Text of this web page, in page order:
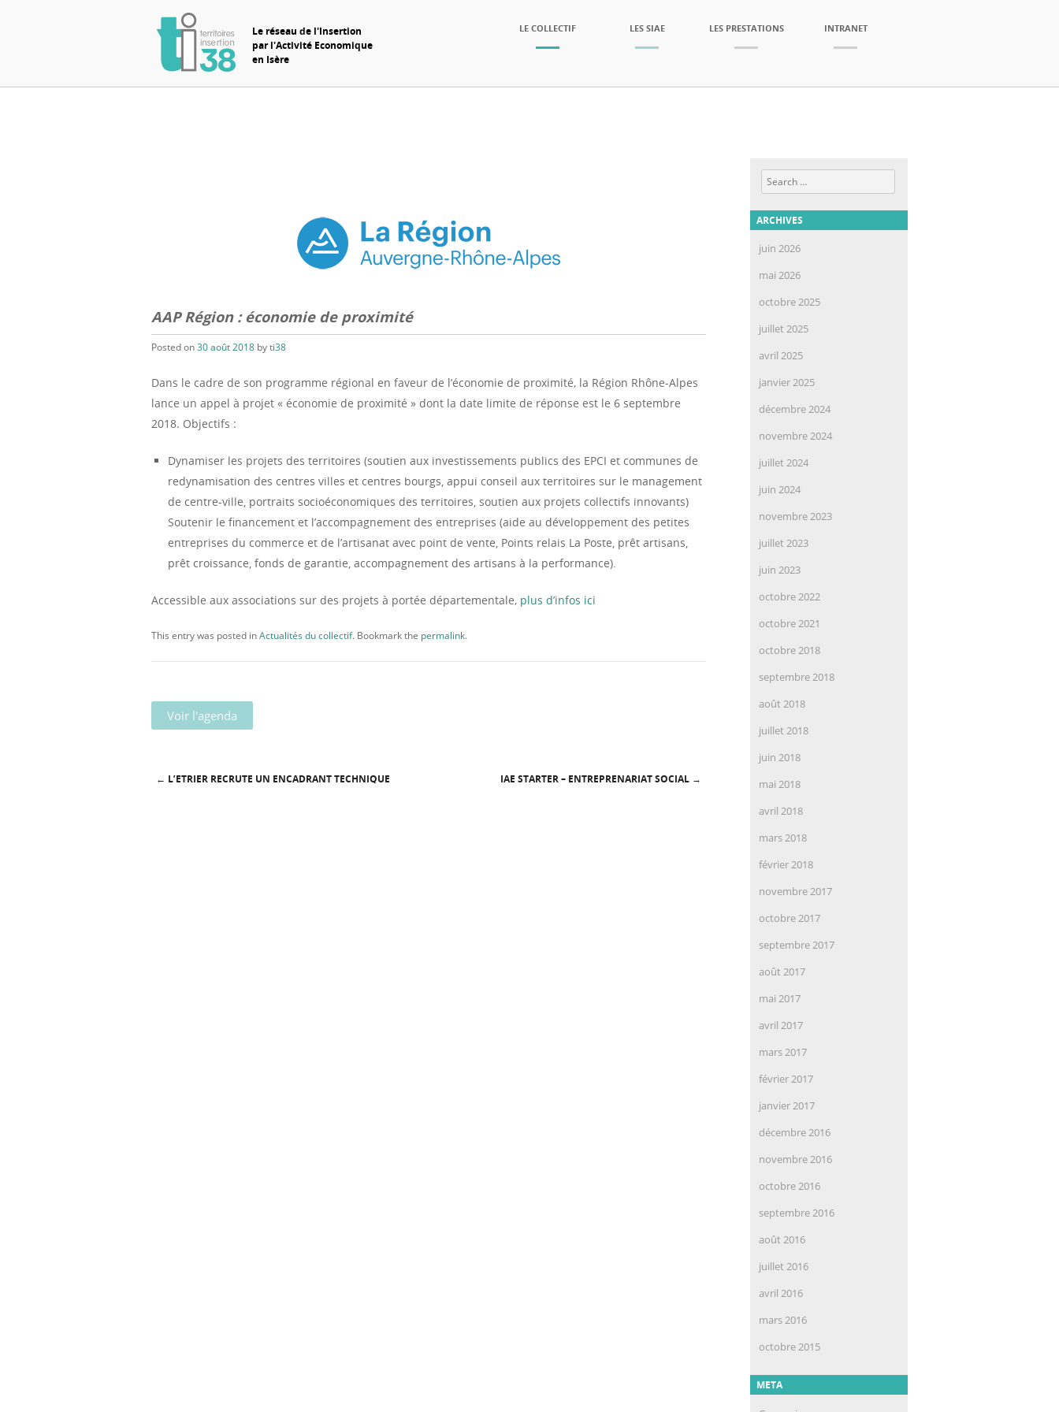
Le réseau de l'Insertion
par l'Activité Economique
en Isère
LE COLLECTIF LES SIAE LES PRESTATIONS INTRANET
AAP Région : économie de proximité
Posted on30 août 2018 byti38
Dans le cadre de son programme régional en faveur de l’économie de proximité, la Région Rhône-Alpes
lance un appel à projet « économie de proximité » dont la date limite de réponse est le 6 septembre
2018. Objectifs :
Dynamiser les projets des territoires (soutien aux investissements publics des EPCI et communes de
redynamisation des centres villes et centres bourgs, appui conseil aux territoires sur le management
de centre-ville, portraits socioéconomiques des territoires, soutien aux projets collectifs innovants)
Soutenir le financement et l’accompagnement des entreprises (aide au développement des petites
entreprises du commerce et de l’artisanat avec point de vente, Points relais La Poste, prêt artisans,
prêt croissance, fonds de garantie, accompagnement des artisans à la performance).
Accessible aux associations sur des projets à portée départementale, plus d’infos ici
This entry was posted inActualités du collectif. Bookmark the permalink.
Voir l'agenda
← L’ETRIER RECRUTE UN ENCADRANT TECHNIQUE IAE STARTER – ENTREPRENARIAT SOCIAL →
Search
ARCHIVES
juin 2026
mai 2026
octobre 2025
juillet 2025
avril 2025
janvier 2025
décembre 2024
novembre 2024
juillet 2024
juin 2024
novembre 2023
juillet 2023
juin 2023
octobre 2022
octobre 2021
octobre 2018
septembre 2018
août 2018
juillet 2018
juin 2018
mai 2018
avril 2018
mars 2018
février 2018
novembre 2017
octobre 2017
septembre 2017
août 2017
mai 2017
avril 2017
mars 2017
février 2017
janvier 2017
décembre 2016
novembre 2016
octobre 2016
septembre 2016
août 2016
juillet 2016
avril 2016
mars 2016
octobre 2015
META